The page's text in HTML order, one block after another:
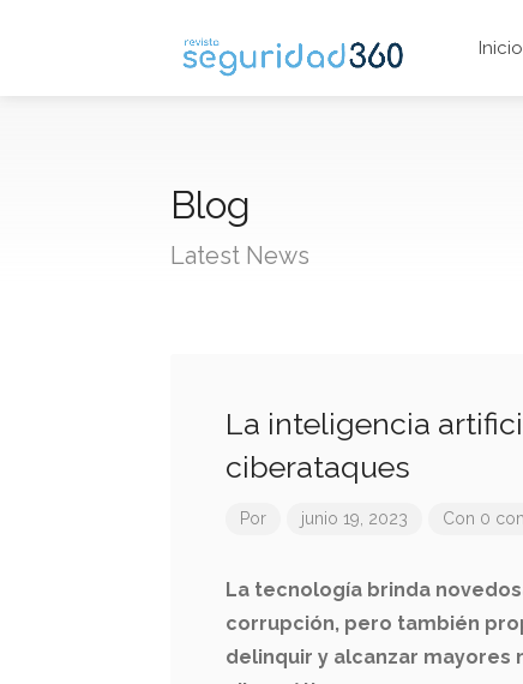
Inicio
Blog
Latest News
La inteligencia
ciberataques
Por junio 19, 2023 Con 0
La tecnología brinda
corrupción, pero también
delinquir y alcanzar mayores